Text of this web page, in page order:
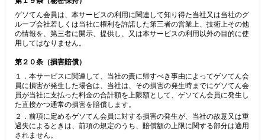
ゲソてん会員は、本サービスの利用に関連して知り得た当社又は当社のグ
ループ会社若しくは当社に権利を許諾した第三者の営業上、技術上その他
の情報を、第三者に開示、提供し、又は本サービスの利用以外の目的に使
用してはなりません。
第２０条（損害賠償）
１．本サービスに関連して、当社の責に帰すべき事由によってゲソてん会
員に損害が発生した場合は、当社は、その損害の発生時までにゲソてん会
員が当社に支払った料金の合計額を上限額として、ゲソてん会員に発生し
た直接かつ通常の損害を賠償します。
２．前項に定めるゲソてん会員に対する損害の発生が、当社の故意又は重
過失によるときは、前項の規定のうち、賠償額の上限に関する部分は適用
されません。